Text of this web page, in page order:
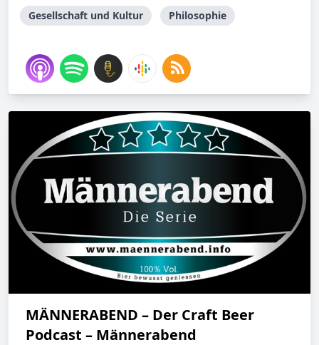
Gesellschaft und Kultur Philosophie
MÄNNERABEND – Der Craft Beer
Podcast – Männerabend